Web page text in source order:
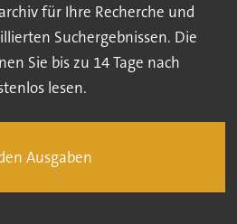
für Ihre Recherche und
Suchergebnissen. Die
Sie bis zu 14 Tage nach
lesen.
Ausgaben